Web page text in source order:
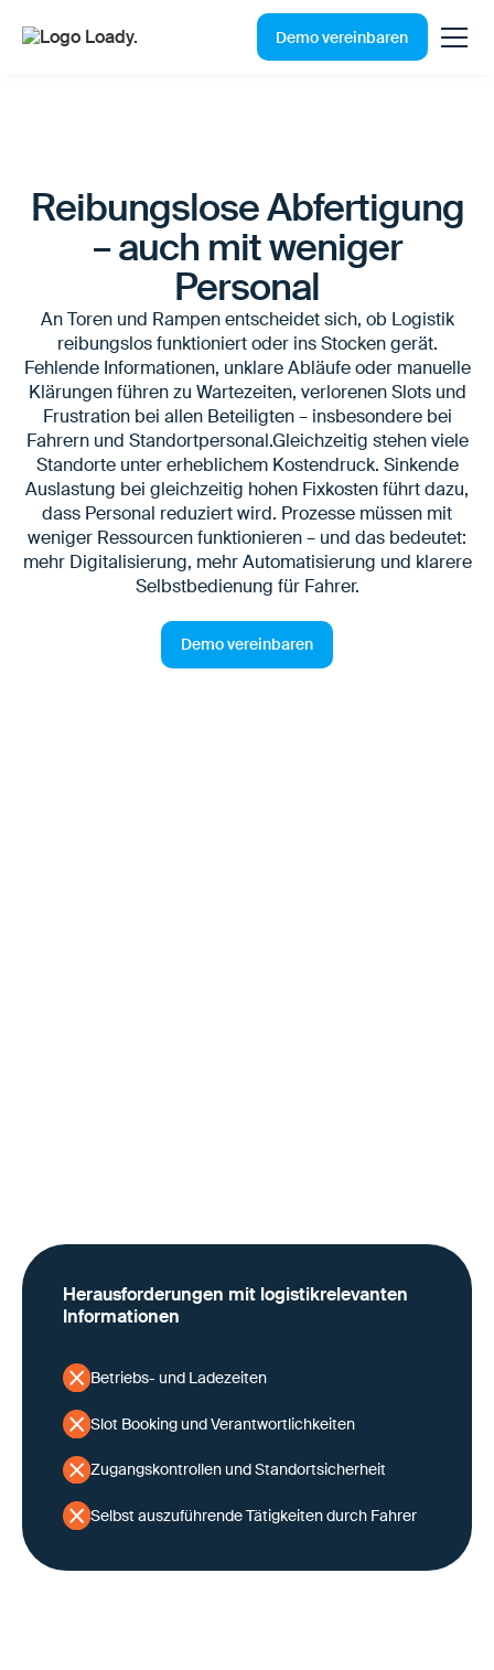
Demo vereinbaren
Reibungslose Abfertigung
– auch mit weniger
Personal
An Toren und Rampen entscheidet sich, ob Logistik
reibungslos funktioniert oder ins Stocken gerät.
Fehlende Informationen, unklare Abläufe oder manuelle
Klärungen führen zu Wartezeiten, verlorenen Slots und
Frustration bei allen Beteiligten – insbesondere bei
Fahrern und Standortpersonal.Gleichzeitig stehen viele
Standorte unter erheblichem Kostendruck. Sinkende
Auslastung bei gleichzeitig hohen Fixkosten führt dazu,
dass Personal reduziert wird. Prozesse müssen mit
weniger Ressourcen funktionieren – und das bedeutet:
mehr Digitalisierung, mehr Automatisierung und klarere
Selbstbedienung für Fahrer.
Demo vereinbaren
Herausforderungen mit logistikrelevanten
Informationen
Betriebs- und Ladezeiten
Slot Booking und Verantwortlichkeiten
Zugangskontrollen und Standortsicherheit
Selbst auszuführende Tätigkeiten durch Fahrer